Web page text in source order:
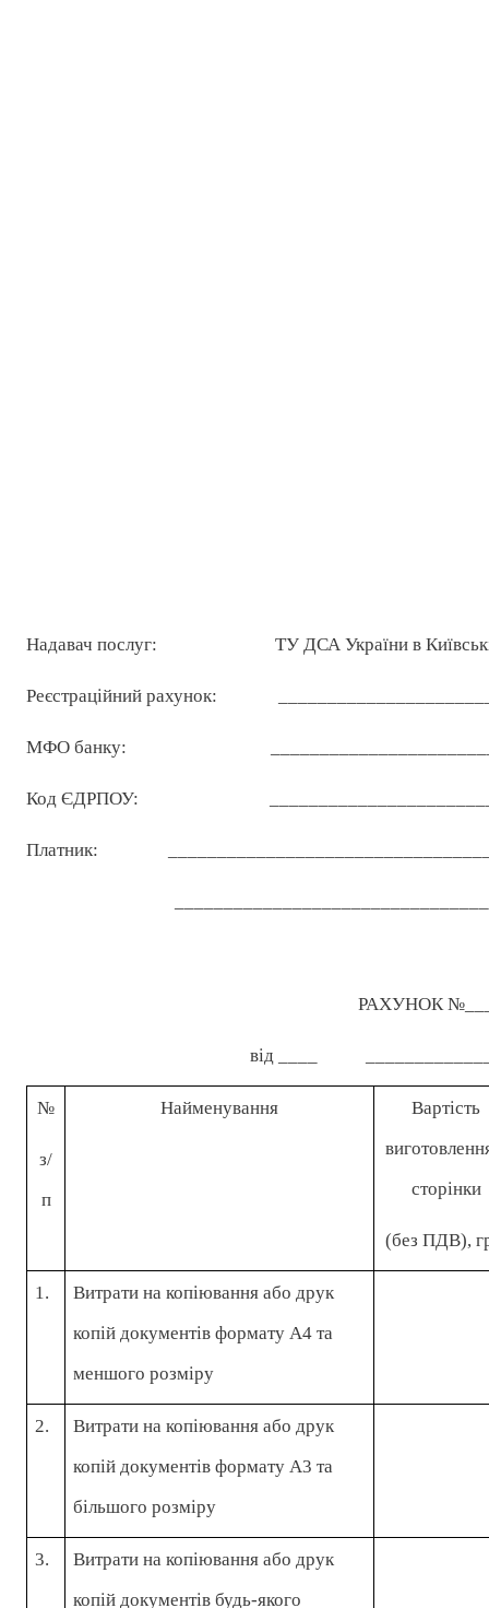
Надавач послуг: ТУ ДСА України в
Реєстраційний рахунок:
МФО банку:
Код ЄДРПОУ:
Платник:
РАХУНОК
від ____
№
з/
п
Найменування
Вартість
сторінки
(без ПДВ),
1.
Витрати на копіювання або друк
копій документів формату А4 та
меншого розміру
2.
Витрати на копіювання або друк
копій документів формату А3 та
більшого розміру
3.
Витрати на копіювання або друк
копій документів будь-якого